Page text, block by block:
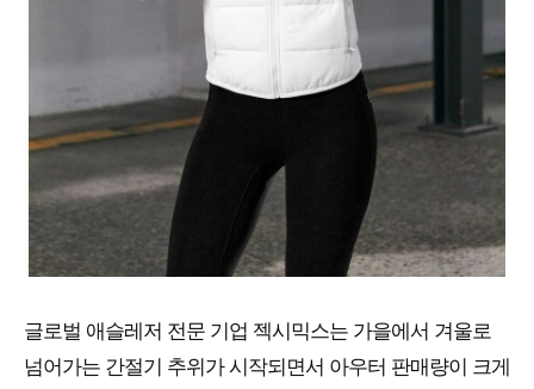
글로벌 애슬레저 전문 기업 젝시믹스는 가을에서 겨울로
넘어가는 간절기 추위가 시작되면서 아우터 판매량이 크게